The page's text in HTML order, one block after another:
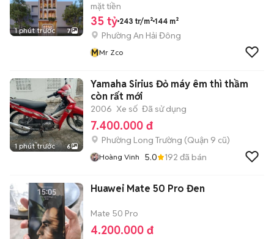
1 phút trước 7
mặt tiền
35 tỷ 243 tr/m² 144 m²
Phường An Hải Đông
MMr Zco
1 phút trước 6
Yamaha Sirius Đỏ máy êm thì thầm
còn rất mới
2006 Xe số Đã sử dụng
7.400.000 đ
Phường Long Trường (Quận 9 cũ)
Hoàng Vinh 5.0 192 đã bán
Huawei Mate 50 Pro Đen
Mate 50 Pro
4.200.000 đ